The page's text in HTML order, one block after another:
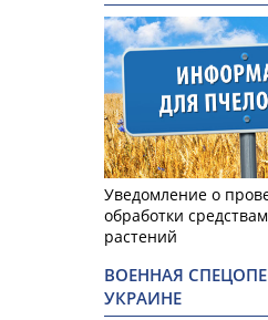
Уведомление о
обработки
растений
ВОЕННАЯ
УКРАИНЕ